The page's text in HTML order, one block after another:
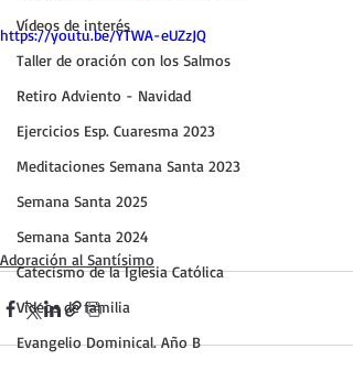
Vídeos de interés
Taller de oración con los Salmos
Retiro Adviento - Navidad
Ejercicios Esp. Cuaresma 2023
Meditaciones Semana Santa 2023
Semana Santa 2025
Semana Santa 2024
Catecismo de la Iglesia Católica
Vídeos de familia
Evangelio Dominical. Año B
https://youtu.be/YTWA-eUZzJQ
Adoración al Santísimo